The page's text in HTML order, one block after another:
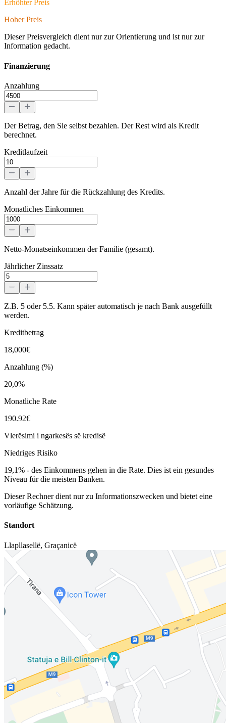
Erhöhter Preis
Hoher Preis
Dieser Preisvergleich dient nur zur Orientierung und ist nur zur
Information gedacht.
Finanzierung
Anzahlung
Der Betrag, den Sie selbst bezahlen. Der Rest wird als Kredit
berechnet.
Kreditlaufzeit
Anzahl der Jahre für die Rückzahlung des Kredits.
Monatliches Einkommen
Netto-Monatseinkommen der Familie (gesamt).
Jährlicher Zinssatz
Z.B. 5 oder 5.5. Kann später automatisch je nach Bank ausgefüllt
werden.
Kreditbetrag
18,000€
Anzahlung (%)
20,0%
Monatliche Rate
190.92€
Vlerësimi i ngarkesës së kredisë
Niedriges Risiko
19,1% - des Einkommens gehen in die Rate. Dies ist ein gesundes
Niveau für die meisten Banken.
Dieser Rechner dient nur zu Informationszwecken und bietet eine
vorläufige Schätzung.
Standort
Llapllasellë, Graçanicë